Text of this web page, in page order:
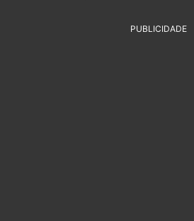
PUBLICIDADE